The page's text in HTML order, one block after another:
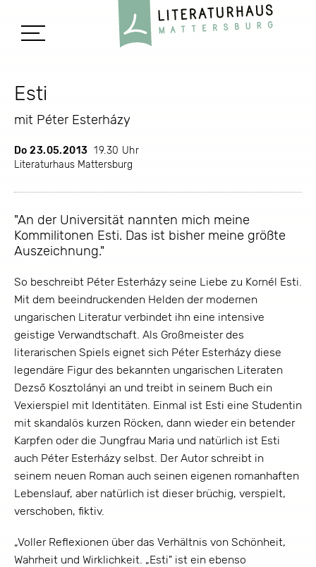
Esti
mit Péter Esterházy
Do 23.05.2013 19.30 Uhr
Literaturhaus Mattersburg
"An der Universität nannten mich meine
Kommilitonen Esti. Das ist bisher meine größte
Auszeichnung."
So beschreibt Péter Esterházy seine Liebe zu Kornél Esti.
Mit dem beeindruckenden Helden der modernen
ungarischen Literatur verbindet ihn eine intensive
geistige Verwandtschaft. Als Großmeister des
literarischen Spiels eignet sich Péter Esterházy diese
legendäre Figur des bekannten ungarischen Literaten
Dezső Kosztolányi an und treibt in seinem Buch ein
Vexierspiel mit Identitäten. Einmal ist Esti eine Studentin
mit skandalös kurzen Röcken, dann wieder ein betender
Karpfen oder die Jungfrau Maria und natürlich ist Esti
auch Péter Esterházy selbst. Der Autor schreibt in
seinem neuen Roman auch seinen eigenen romanhaften
Lebenslauf, aber natürlich ist dieser brüchig, verspielt,
verschoben, fiktiv.
„Voller Reflexionen über das Verhältnis von Schönheit,
Wahrheit und Wirklichkeit. „Esti" ist ein ebenso